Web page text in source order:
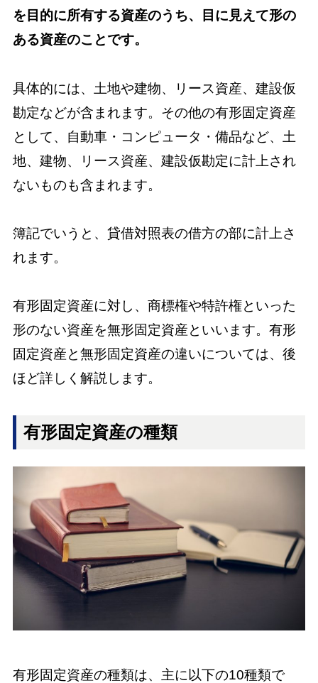
を目的に所有する資産のうち、目に見えて形の
ある資産のことです。
具体的には、土地や建物、リース資産、建設仮
勘定などが含まれます。その他の有形固定資産
として、自動車・コンピュータ・備品など、土
地、建物、リース資産、建設仮勘定に計上され
ないものも含まれます。
簿記でいうと、貸借対照表の借方の部に計上さ
れます。
有形固定資産に対し、商標権や特許権といった
形のない資産を無形固定資産といいます。有形
固定資産と無形固定資産の違いについては、後
ほど詳しく解説します。
有形固定資産の種類
有形固定資産の種類は、主に以下の10種類で